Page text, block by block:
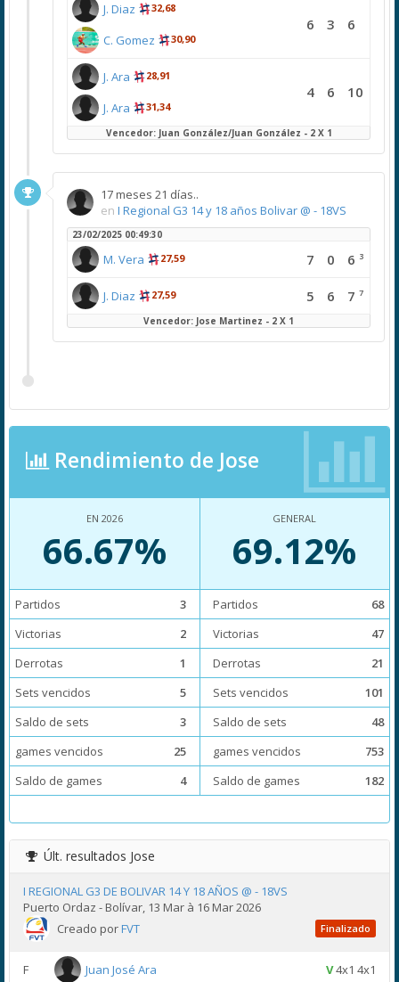
J. Diaz 32,68
C. Gomez 30,90
6 3 6
J. Ara 28,91
J. Ara 31,34
4 6 10
Vencedor: Juan González/Juan González - 2 X 1
17 meses 21 días..
en I Regional G3 14 y 18 años Bolivar @ - 18VS
23/02/2025 00:49:30
M. Vera 27,59 7 0 6 3
J. Diaz 27,59 5 6 7 7
Vencedor: Jose Martinez - 2 X 1
Rendimiento de Jose
EN 2026
66.67%
Partidos
3
Victorias
2
Derrotas
1
Sets vencidos
5
Saldo de sets
3
games vencidos
25
Saldo de games
4
GENERAL
69.12%
Partidos
68
Victorias
47
Derrotas
21
Sets vencidos
101
Saldo de sets
48
games vencidos
753
Saldo de games
182
Últ. resultados Jose
I REGIONAL G3 DE BOLIVAR 14 Y 18 AÑOS @ - 18VS
Puerto Ordaz - Bolívar, 13 Mar à 16 Mar 2026
Creado porFVT Finalizado
F Juan José Ara V4x1 4x1